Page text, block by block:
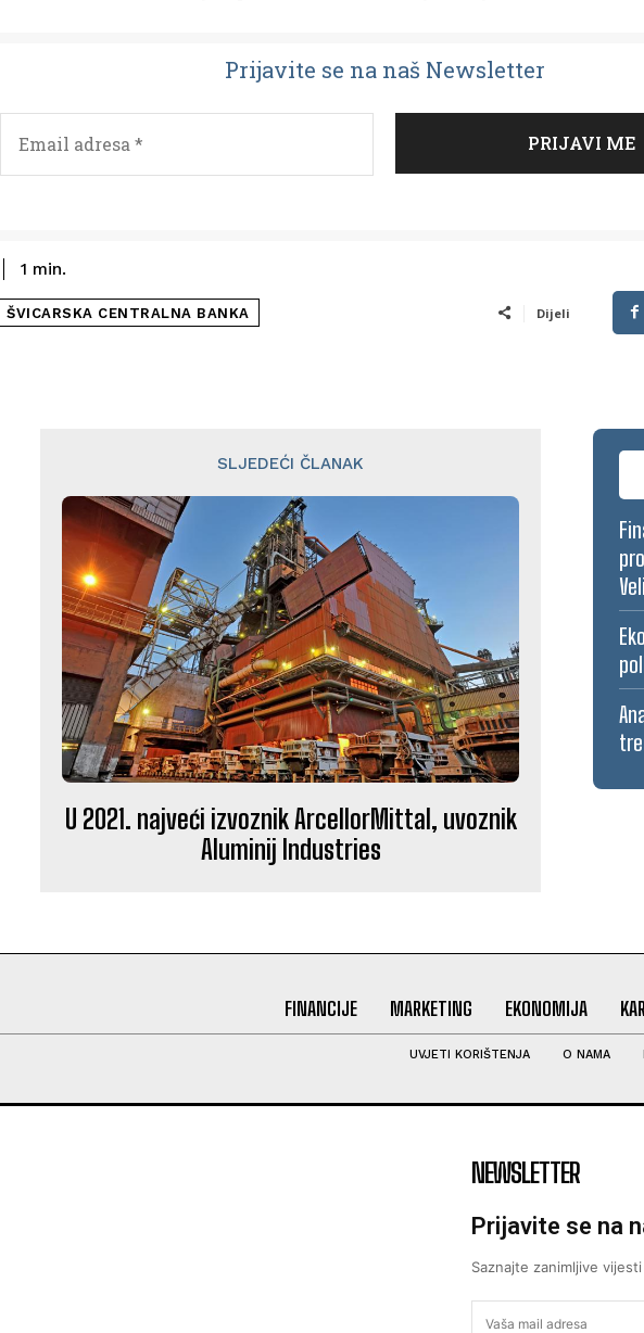
Prijavite se na naš Newsletter
1 min.
ŠVICARSKA CENTRALNA BANKA Dijeli
SLJEDEĆI ČLANAK
U 2021. najveći izvoznik ArcellorMittal, uvoznik
Aluminij Industries
FINANCIJE MARKETING EKONOMIJA
UVJETI KORIŠTENJA O NAMA
NEWSLETTER
Prijavite se na
Saznajte zanimljive